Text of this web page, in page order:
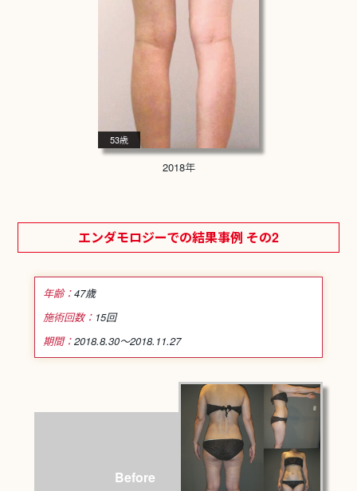
53歳
2018年
エンダモロジーでの結果事例 その2
年齢：47歳
施術回数： 15回
期間：2018.8.30～2018.11.27
Before